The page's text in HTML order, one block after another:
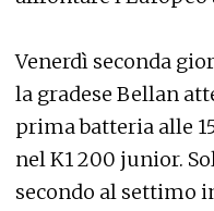
Venerdì seconda
la gradese Bellan
prima batteria alle
nel K1 200 junior.
secondo al settimo